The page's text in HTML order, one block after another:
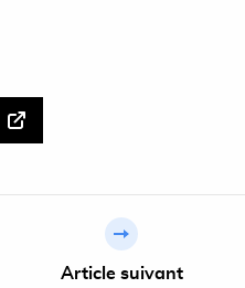
Article suivant